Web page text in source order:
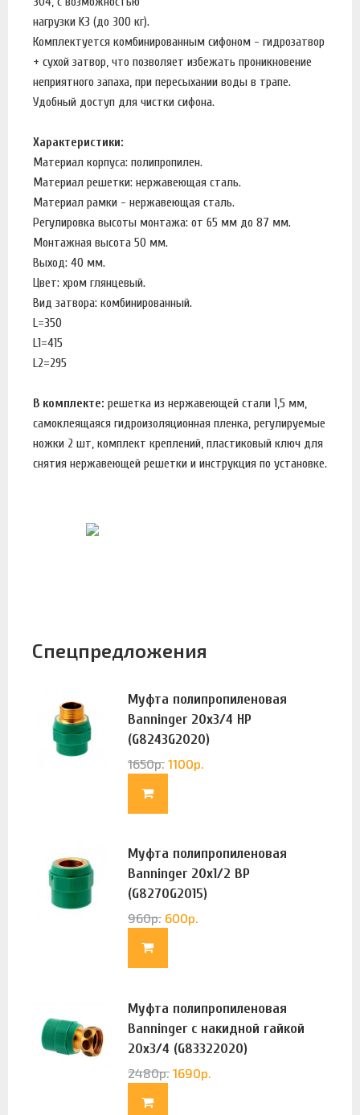
нагрузки K3 (до 300 кг).
Комплектуется комбинированным сифоном - гидрозатвор
+ сухой затвор, что позволяет избежать проникновение
неприятного запаха, при пересыхании воды в трапе.
Удобный доступ для чистки сифона.
Характеристики:
Материал корпуса: полипропилен.
Материал решетки: нержавеющая сталь.
Материал рамки - нержавеющая сталь.
Регулировка высоты монтажа: от 65 мм до 87 мм.
Монтажная высота 50 мм.
Выход: 40 мм.
Цвет: хром глянцевый.
Вид затвора: комбинированный.
L=350
L1=415
L2=295
В комплекте: решетка из нержавеющей стали 1,5 мм,
самоклеящаяся гидроизоляционная пленка, регулируемые
ножки 2 шт, комплект креплений, пластиковый ключ для
снятия нержавеющей решетки и инструкция по установке.
Спецпредложения
Муфта полипропиленовая
Banninger 20х3/4 НР
(G8243G2020)
1650р. 1100р.
Муфта полипропиленовая
Banninger 20х1/2 ВР
(G8270G2015)
960р. 600р.
Муфта полипропиленовая
Banninger с накидной гайкой
20х3/4 (G83322020)
2480р. 1690р.